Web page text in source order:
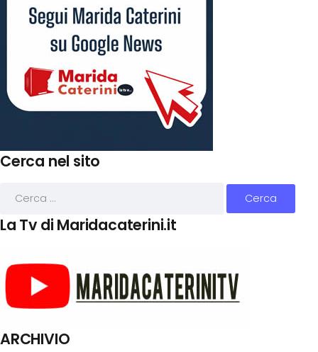
Cerca nel sito
La Tv di Maridacaterini.it
ARCHIVIO